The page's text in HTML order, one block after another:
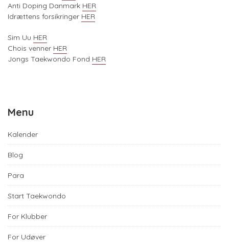
Anti Doping Danmark HER
Idrættens forsikringer HER
Sim Uu HER
Chois venner HER
Jongs Taekwondo Fond HER
Menu
Kalender
Blog
Para
Start Taekwondo
For Klubber
For Udøver